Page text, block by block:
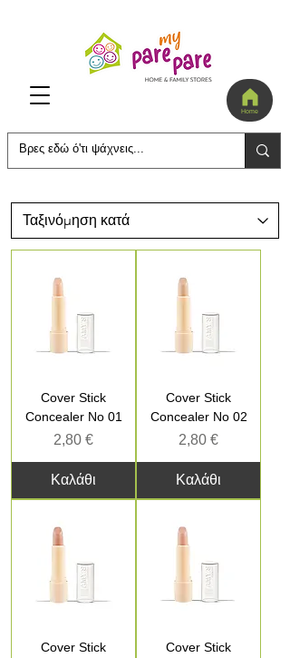
Home
Cover Stick
Concealer No 01
Τιμή
2,80 €
Καλάθι
Cover Stick
Concealer No 02
Τιμή
2,80 €
Καλάθι
Cover Stick
Cover Stick